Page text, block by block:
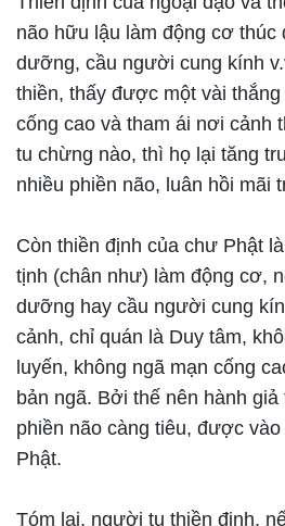
não hữu lậu làm động cơ thúc
dưỡng, cầu người cung kính
thiền, thấy được một vài
cống cao và tham ái nơi cảnh
tu chừng nào, thì họ lại tăng
nhiều phiền não, luân hồi mãi
Còn thiền định của chư Phật
tịnh (chân như) làm động cơ,
dưỡng hay cầu người cung
cảnh, chỉ quán là Duy tâm,
luyến, không ngã mạn cống
bản ngã. Bởi thế nên hành
phiền não càng tiêu, được
Phật.
Tóm lại, người tu thiền định,